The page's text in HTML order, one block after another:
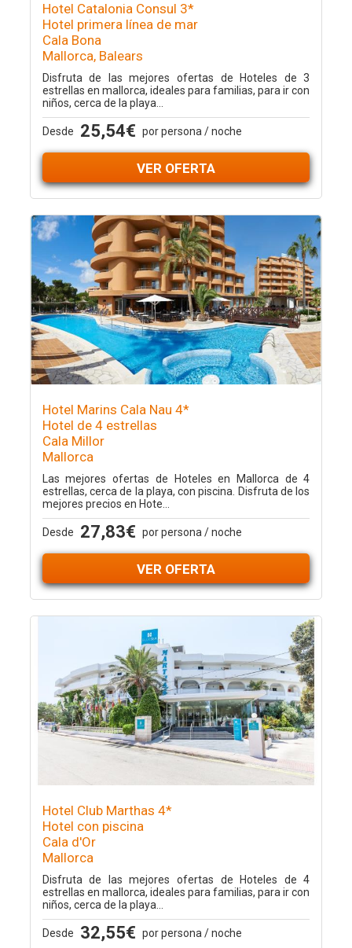
Hotel Catalonia Consul 3*
Hotel primera línea de mar
Cala Bona
Mallorca, Balears
Disfruta de las mejores ofertas de Hoteles de 3
estrellas en mallorca, ideales para familias, para ir con
niños, cerca de la playa...
Desde 25,54€ por persona / noche
VER OFERTA
Hotel Marins Cala Nau 4*
Hotel de 4 estrellas
Cala Millor
Mallorca
Las mejores ofertas de Hoteles en Mallorca de 4
estrellas, cerca de la playa, con piscina. Disfruta de los
mejores precios en Hote...
Desde 27,83€ por persona / noche
VER OFERTA
Hotel Club Marthas 4*
Hotel con piscina
Cala d'Or
Mallorca
Disfruta de las mejores ofertas de Hoteles de 4
estrellas en mallorca, ideales para familias, para ir con
niños, cerca de la playa...
Desde 32,55€ por persona / noche